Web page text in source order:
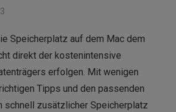
Speicherplatz auf dem Mac dem
direkt der kostenintensive
erfolgen. Mit wenigen
Tipps und den passenden
schnell zusätzlicher Speicherplatz